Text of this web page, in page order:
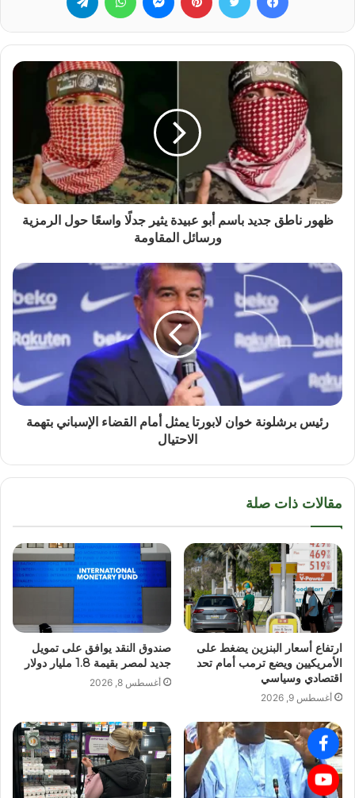
ظهور ناطق جديد باسم أبو عبيدة يثير جدلًا واسعًا حول الرمزية
ورسائل المقاومة
رئيس برشلونة خوان لابورتا يمثل أمام القضاء الإسباني بتهمة
الاحتيال
مقالات ذات صلة
ارتفاع أسعار البنزين يضغط على
الأمريكيين ويضع ترمب أمام تحد
اقتصادي وسياسي
أغسطس 9, 2026
صندوق النقد يوافق على تمويل
جديد لمصر بقيمة 1.8 مليار دولار
أغسطس 8, 2026